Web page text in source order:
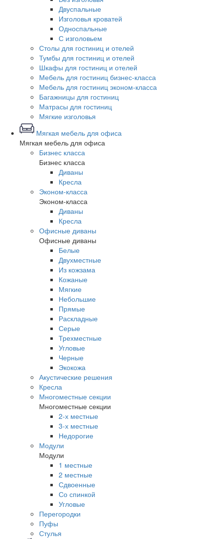
Двуспальные
Изголовья кроватей
Односпальные
С изголовьем
Столы для гостиниц и отелей
Тумбы для гостиниц и отелей
Шкафы для гостиниц и отелей
Мебель для гостиниц бизнес-класса
Мебель для гостиниц эконом-класса
Багажницы для гостиниц
Матрасы для гостиниц
Мягкие изголовья
Мягкая мебель для офиса
Мягкая мебель для офиса
Бизнес класса
Бизнес класса
Диваны
Кресла
Эконом-класса
Эконом-класса
Диваны
Кресла
Офисные диваны
Офисные диваны
Белые
Двухместные
Из кожзама
Кожаные
Мягкие
Небольшие
Прямые
Раскладные
Серые
Трехместные
Угловые
Черные
Экокожа
Акустические решения
Кресла
Многоместные секции
Многоместные секции
2-х местные
3-х местные
Недорогие
Модули
Модули
1 местные
2 местные
Сдвоенные
Со спинкой
Угловые
Перегородки
Пуфы
Стулья